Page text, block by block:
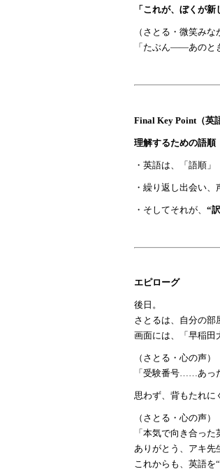
「これが、ぼくが新
（さとる・微笑みな
「たぶん——あのと
Final Key Point（英
理解するための語順
・英語は、「語順
・繰り返し出会い
・そしてそれが、 “
エピローグ
後日。
さとるは、自分の部
画面には、「早稲田
（さとる・心の声）
「受験番号……あっ
思わず、背もたれに
（さとる・心の声）
「本気で向き合っ
ありがとう、アキ先
これからも、英語を